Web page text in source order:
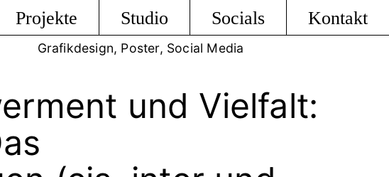
Projekte Studio Socials Kontakt
Grafikdesign, Poster, Social Media
und Vielfalt: